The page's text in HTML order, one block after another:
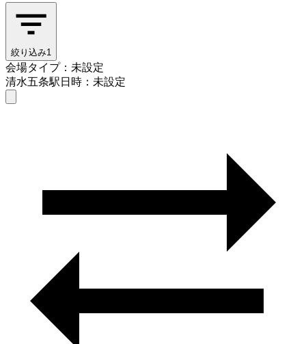
絞り込み1
会場タイプ：未設定
清水五条駅日時：未設定